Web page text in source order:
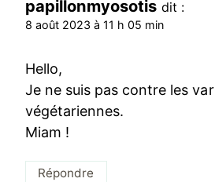
papillonmyosotis dit :
8 août 2023 à 11 h 05 min
Hello,
Je ne suis pas contre les
végétariennes.
Miam !
Répondre